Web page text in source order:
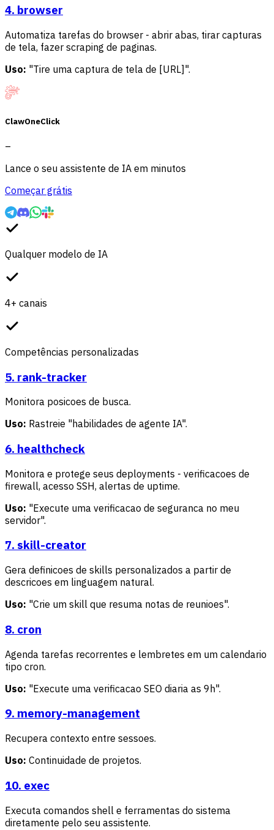
4. browser
Automatiza tarefas do browser - abrir abas, tirar capturas
de tela, fazer scraping de paginas.
Uso: "Tire uma captura de tela de [URL]".
ClawOneClick
–
Lance o seu assistente de IA em minutos
Começar grátis
Qualquer modelo de IA
4+ canais
Competências personalizadas
5. rank-tracker
Monitora posicoes de busca.
Uso: Rastreie "habilidades de agente IA".
6. healthcheck
Monitora e protege seus deployments - verificacoes de
firewall, acesso SSH, alertas de uptime.
Uso: "Execute uma verificacao de seguranca no meu
servidor".
7. skill-creator
Gera definicoes de skills personalizados a partir de
descricoes em linguagem natural.
Uso: "Crie um skill que resuma notas de reunioes".
8. cron
Agenda tarefas recorrentes e lembretes em um calendario
tipo cron.
Uso: "Execute uma verificacao SEO diaria as 9h".
9. memory-management
Recupera contexto entre sessoes.
Uso: Continuidade de projetos.
10. exec
Executa comandos shell e ferramentas do sistema
diretamente pelo seu assistente.